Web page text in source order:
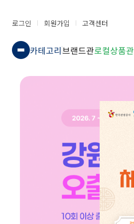
로그인 회원가입 고객센터
카테고리브랜드관로컬상품관